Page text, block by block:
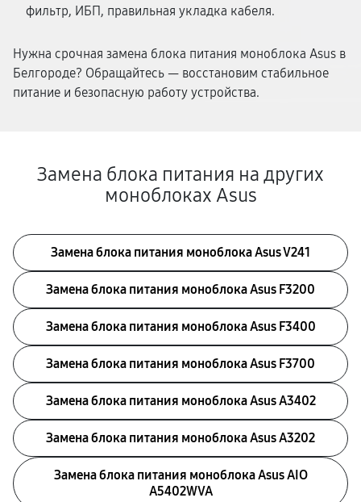
фильтр, ИБП, правильная укладка кабеля.
Нужна срочная замена блока питания моноблока Asus в
Белгороде? Обращайтесь — восстановим стабильное
питание и безопасную работу устройства.
Замена блока питания на других
моноблоках Asus
Замена блока питания моноблока Asus V241
Замена блока питания моноблока Asus F3200
Замена блока питания моноблока Asus F3400
Замена блока питания моноблока Asus F3700
Замена блока питания моноблока Asus A3402
Замена блока питания моноблока Asus A3202
Замена блока питания моноблока Asus AIO
A5402WVA